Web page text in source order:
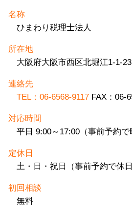
名称
ひまわり税理士法人
所在地
大阪府大阪市西区北堀江1-1-
連絡先
TEL：06-6568-9117 FAX：06-
対応時間
平日 9:00～17:00（事前予約で
定休日
土・日・祝日（事前予約で休
初回相談
無料